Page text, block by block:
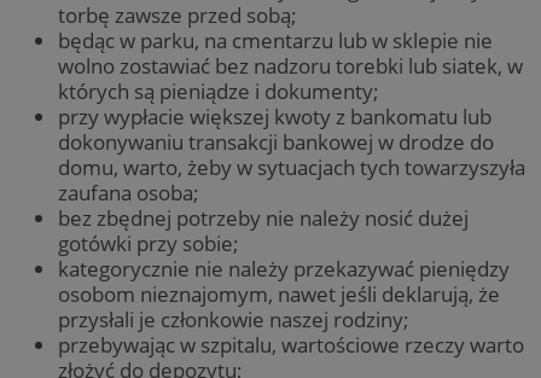
torbę zawsze przed sobą;
będąc w parku, na cmentarzu lub w sklepie nie
wolno zostawiać bez nadzoru torebki lub siatek, w
których są pieniądze i dokumenty;
przy wypłacie większej kwoty z bankomatu lub
dokonywaniu transakcji bankowej w drodze do
domu, warto, żeby w sytuacjach tych towarzyszyła
zaufana osoba;
bez zbędnej potrzeby nie należy nosić dużej
gotówki przy sobie;
kategorycznie nie należy przekazywać pieniędzy
osobom nieznajomym, nawet jeśli deklarują, że
przysłali je członkowie naszej rodziny;
przebywając w szpitalu, wartościowe rzeczy warto
złożyć do depozytu;